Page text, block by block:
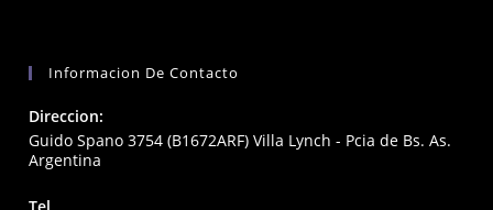
Informacion De Contacto
Direccion:
Guido Spano 3754 (B1672ARF) Villa Lynch - Pcia de Bs. As.
Argentina